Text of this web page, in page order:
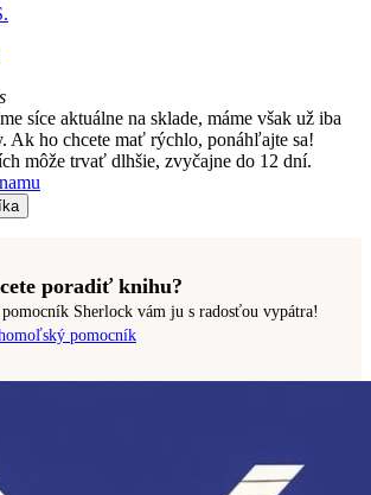
síce aktuálne na sklade, máme však už iba
Ak ho chcete mať rýchlo, ponáhľajte sa!
môže trvať dlhšie, zvyčajne do 12 dní.
poradiť knihu?
pomocník Sherlock vám ju s radosťou vypátra!
pomocník